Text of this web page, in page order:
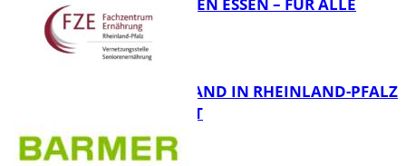
FB Gesundheit
FB Gesundheit
MÖGLICH?!“
KRANKENSTAND IN RHEINLAND-PFALZ
SINKT LEICHT